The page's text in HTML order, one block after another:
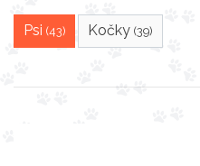
Psi (43) Kočky (39)